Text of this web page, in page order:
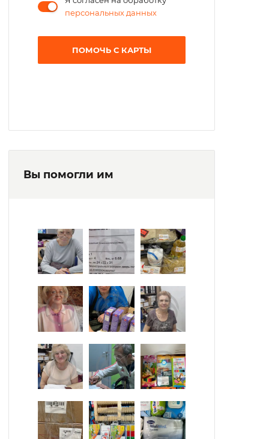
персональных данных
ПОМОЧЬ С КАРТЫ
Вы помогли им